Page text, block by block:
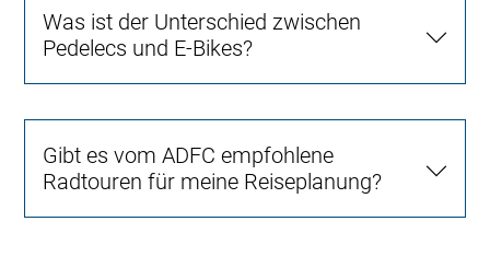
Was ist der Unterschied zwischen
Pedelecs und E-Bikes?
Gibt es vom ADFC empfohlene
Radtouren für meine Reiseplanung?